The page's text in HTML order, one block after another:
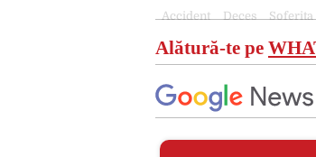
Accident Deces Soferita
Alătură-te pe